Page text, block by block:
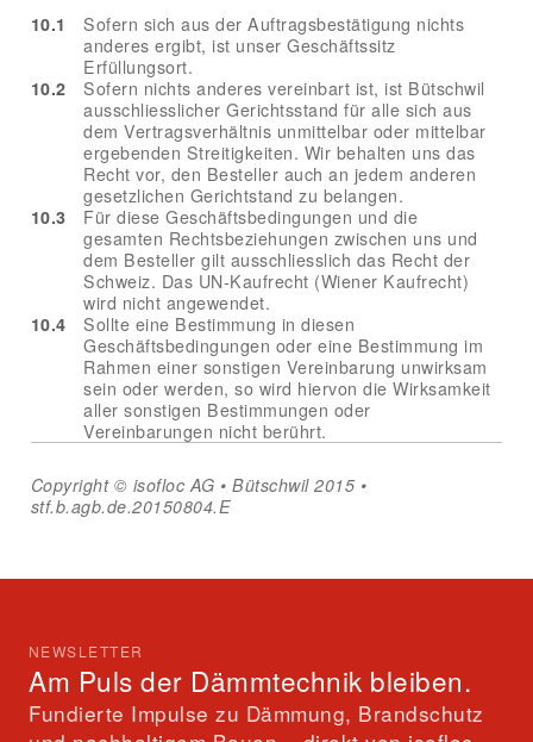
10.1
Sofern sich aus der Auftragsbestätigung nichts
anderes ergibt, ist unser Geschäftssitz
Erfüllungsort.
10.2
Sofern nichts anderes vereinbart ist, ist Bütschwil
ausschliesslicher Gerichtsstand für alle sich aus
dem Vertragsverhältnis unmittelbar oder mittelbar
ergebenden Streitigkeiten. Wir behalten uns das
Recht vor, den Besteller auch an jedem anderen
gesetzlichen Gerichtstand zu belangen.
10.3
Für diese Geschäftsbedingungen und die
gesamten Rechtsbeziehungen zwischen uns und
dem Besteller gilt ausschliesslich das Recht der
Schweiz. Das UN-Kaufrecht (Wiener Kaufrecht)
wird nicht angewendet.
10.4
Sollte eine Bestimmung in diesen
Geschäftsbedingungen oder eine Bestimmung im
Rahmen einer sonstigen Vereinbarung unwirksam
sein oder werden, so wird hiervon die Wirksamkeit
aller sonstigen Bestimmungen oder
Vereinbarungen nicht berührt.
Copyright © isofloc AG • Bütschwil 2015 •
stf.b.agb.de.20150804.E
NEWSLETTER
Am Puls der Dämmtechnik bleiben.
Fundierte Impulse zu Dämmung, Brandschutz